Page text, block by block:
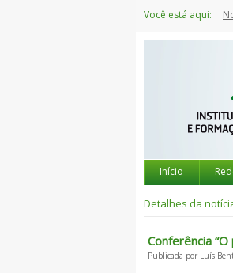
para
Você está aqui:
Início
Detalhes da
Conferência
Publicada por Luís